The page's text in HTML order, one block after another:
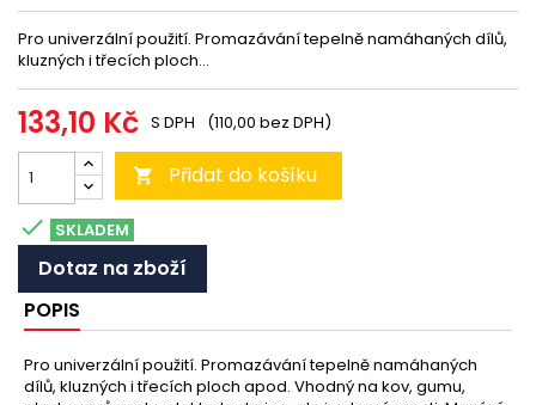
Pro univerzální použití. Promazávání tepelně namáhaných dílů,
kluzných i třecích ploch...
133,10 Kč S DPH (110,00 bez DPH)
 Přidat do košíku
 SKLADEM
Dotaz na zboží
POPIS
Pro univerzální použití. Promazávání tepelně namáhaných
dílů, kluzných i třecích ploch apod. Vhodný na kov, gumu,